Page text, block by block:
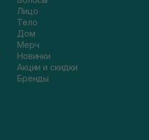
Лицо
Тело
Дом
Мерч
Новинки
Акции и скидки
Бренды